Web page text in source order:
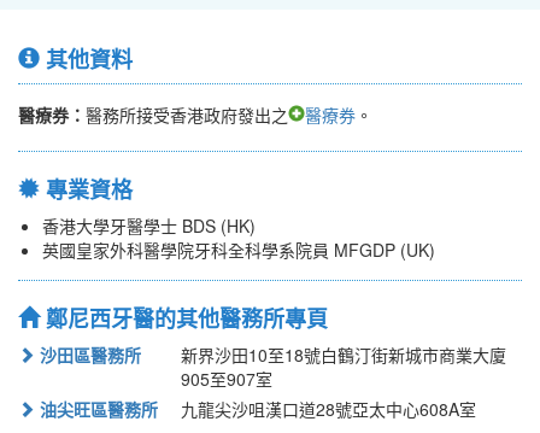
其他資料
醫療券： 醫務所接受香港政府發出之 醫療券 。
專業資格
香港大學牙醫學士 BDS (HK)
英國皇家外科醫學院牙科全科學系院員 MFGDP (UK)
鄭尼西牙醫的其他醫務所專頁
沙田區醫務所
新界沙田10至18號白鶴汀街新城市商業大廈
905至907室
油尖旺區醫務所
九龍尖沙咀漢口道28號亞太中心608A室